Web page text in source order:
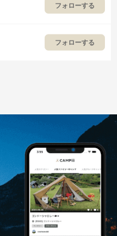
フォローする
フォローする